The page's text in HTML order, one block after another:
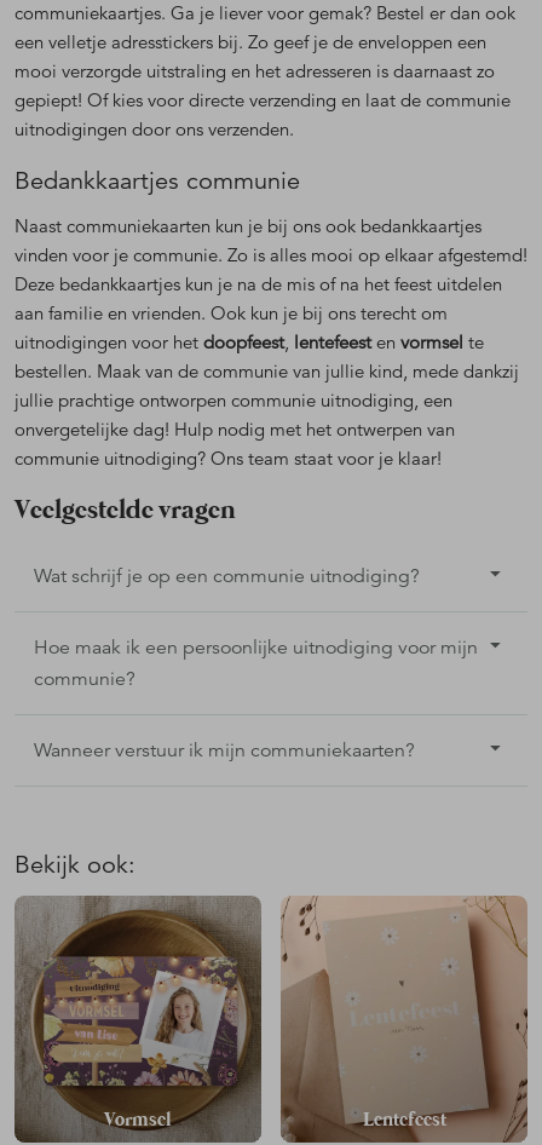
communiekaartjes. Ga je liever voor gemak? Bestel er dan ook
een velletje adresstickers bij. Zo geef je de enveloppen een
mooi verzorgde uitstraling en het adresseren is daarnaast zo
gepiept! Of kies voor directe verzending en laat de communie
uitnodigingen door ons verzenden.
Bedankkaartjes communie
Naast communiekaarten kun je bij ons ook bedankkaartjes
vinden voor je communie. Zo is alles mooi op elkaar afgestemd!
Deze bedankkaartjes kun je na de mis of na het feest uitdelen
aan familie en vrienden. Ook kun je bij ons terecht om
uitnodigingen voor het doopfeest, lentefeesten vormsel te
bestellen. Maak van de communie van jullie kind, mede dankzij
jullie prachtige ontworpen communie uitnodiging, een
onvergetelijke dag! Hulp nodig met het ontwerpen van
communie uitnodiging? Ons team staat voor je klaar!
Veelgestelde vragen
Wat schrijf je op een communie uitnodiging?
Hoe maak ik een persoonlijke uitnodiging voor mijn
communie?
Wanneer verstuur ik mijn communiekaarten?
Bekijk ook:
Vormsel Lentefeest